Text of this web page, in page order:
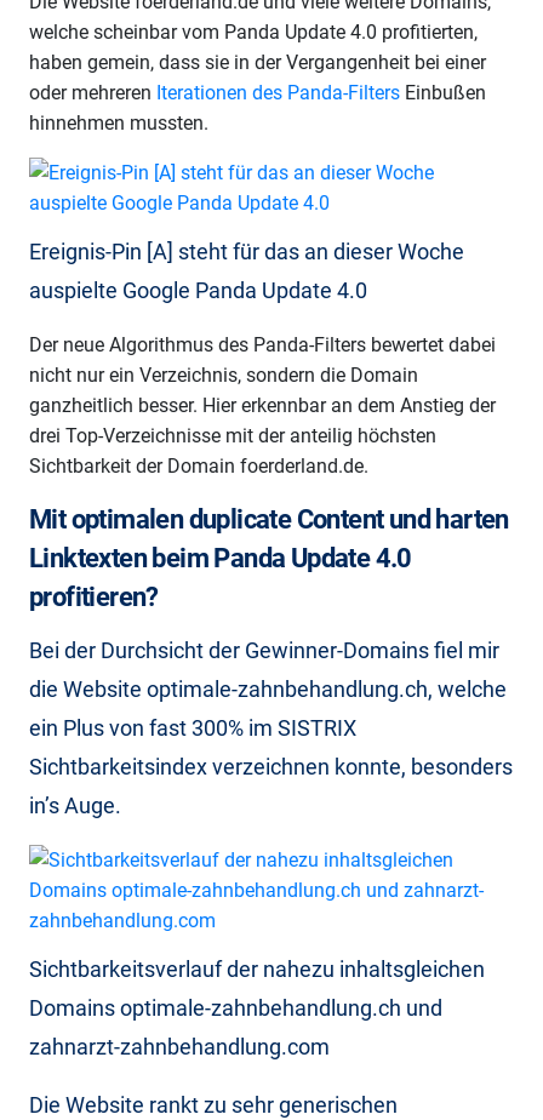
welche scheinbar vom Panda Update 4.0 profitierten,
haben gemein, dass sie in der Vergangenheit bei einer
oder mehreren Iterationen des Panda-Filters Einbußen
hinnehmen mussten.
Ereignis-Pin [A] steht für das an dieser Woche
auspielte Google Panda Update 4.0
Der neue Algorithmus des Panda-Filters bewertet dabei
nicht nur ein Verzeichnis, sondern die Domain
ganzheitlich besser. Hier erkennbar an dem Anstieg der
drei Top-Verzeichnisse mit der anteilig höchsten
Sichtbarkeit der Domain foerderland.de.
Mit optimalen duplicate Content und harten
Linktexten beim Panda Update 4.0
profitieren?
Bei der Durchsicht der Gewinner-Domains fiel mir
die Website optimale-zahnbehandlung.ch, welche
ein Plus von fast 300% im SISTRIX
Sichtbarkeitsindex verzeichnen konnte, besonders
in’s Auge.
Sichtbarkeitsverlauf der nahezu inhaltsgleichen
Domains optimale-zahnbehandlung.ch und
zahnarzt-zahnbehandlung.com
Die Website rankt zu sehr generischen